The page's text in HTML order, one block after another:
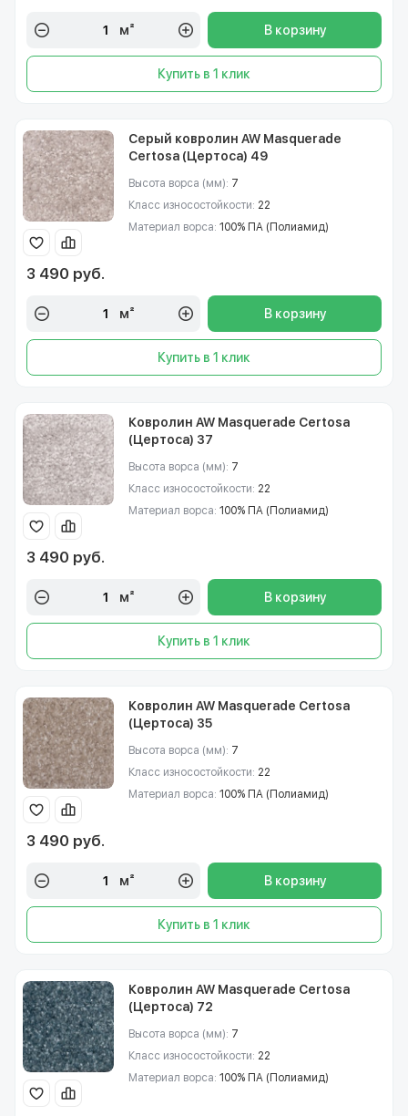
м² В корзину
Купить в 1 клик
Серый ковролин AW Masquerade
Certosa (Цертоса) 49
Высота ворса (мм): 7
Класс износостойкости: 22
Материал ворса: 100% ПА (Полиамид)
3 490 руб.
м² В корзину
Купить в 1 клик
Ковролин AW Masquerade Certosa
(Цертоса) 37
Высота ворса (мм): 7
Класс износостойкости: 22
Материал ворса: 100% ПА (Полиамид)
3 490 руб.
м² В корзину
Купить в 1 клик
Ковролин AW Masquerade Certosa
(Цертоса) 35
Высота ворса (мм): 7
Класс износостойкости: 22
Материал ворса: 100% ПА (Полиамид)
3 490 руб.
м² В корзину
Купить в 1 клик
Ковролин AW Masquerade Certosa
(Цертоса) 72
Высота ворса (мм): 7
Класс износостойкости: 22
Материал ворса: 100% ПА (Полиамид)